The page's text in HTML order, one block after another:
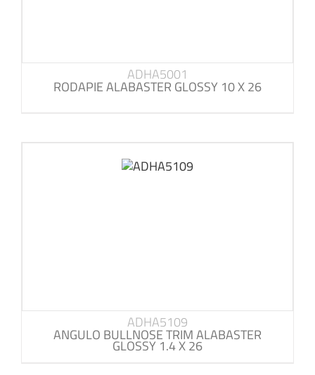
ADHA5001
RODAPIE ALABASTER GLOSSY 10 X 26
ADHA5109
ANGULO BULLNOSE TRIM ALABASTER
GLOSSY 1.4 X 26